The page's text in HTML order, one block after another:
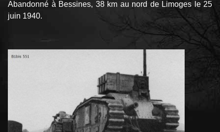
Abandonné à Bessines, 38 km au nord de Limoges le 25
juin 1940.